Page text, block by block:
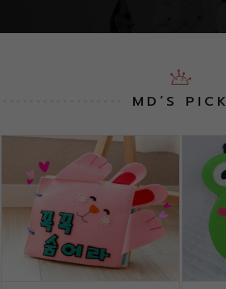
MD’S PICK